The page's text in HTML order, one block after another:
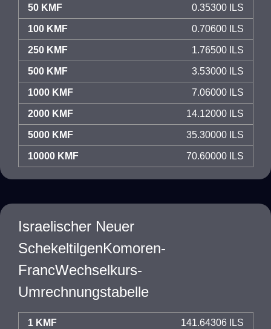
50 KMF 0.35300 ILS
100 KMF 0.70600 ILS
250 KMF 1.76500 ILS
500 KMF 3.53000 ILS
1000 KMF 7.06000 ILS
2000 KMF 14.12000 ILS
5000 KMF 35.30000 ILS
10000 KMF 70.60000 ILS
Israelischer Neuer
SchekeltilgenKomoren-
FrancWechselkurs-
Umrechnungstabelle
1 KMF 141.64306 ILS